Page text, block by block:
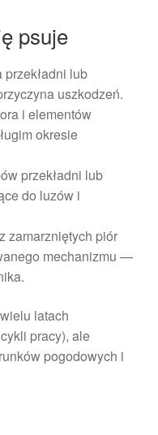
psuje
lub
uszkodzeń.
i elementów
okresie
przekładni lub
do luzów i
zamarzniętych piór
mechanizmu —
latach
pracy), ale
pogodowych i